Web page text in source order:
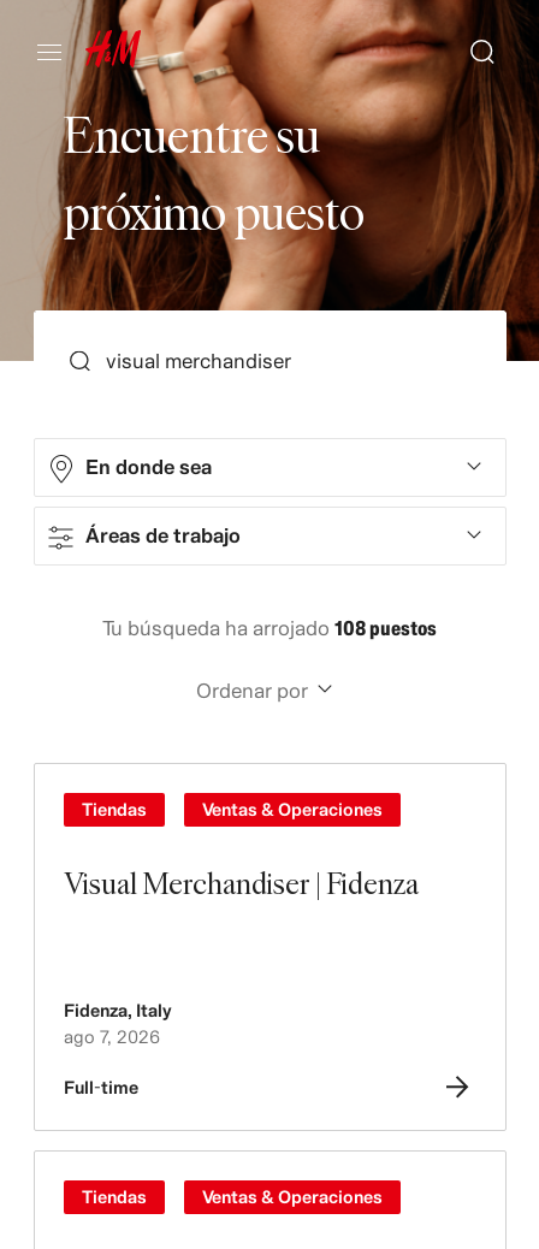
Encuentresu
próximopuesto
En donde sea
Áreas de trabajo
Tu búsqueda ha arrojado 108 puestos
Ordenar por
Visual Merchandiser | Fidenza
Tiendas Ventas & Operaciones
Fidenza, Italy
ago 7, 2026
Full-time
Tiendas Ventas & Operaciones